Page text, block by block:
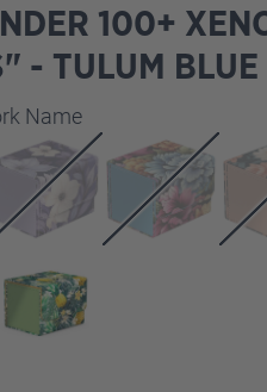
100+
- TULUM BLUE
Name